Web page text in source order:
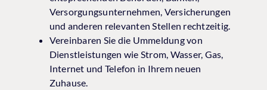
Versorgungsunternehmen, Versicherungen
und anderen relevanten Stellen rechtzeitig.
Vereinbaren Sie die Ummeldung von
Dienstleistungen wie Strom, Wasser, Gas,
Internet und Telefon in Ihrem neuen
Zuhause.